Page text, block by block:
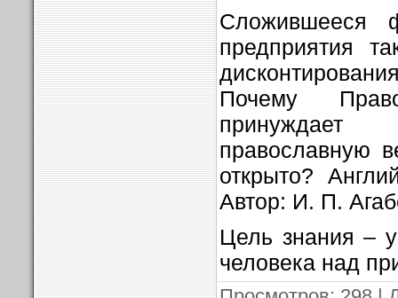
Сложившееся
предприятия
Почему
православную
открыто?
Автор: И. П.
Цель знания –
человека над